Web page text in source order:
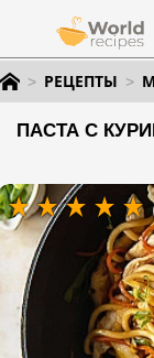
РЕЦЕПТЫ
ПАСТА С